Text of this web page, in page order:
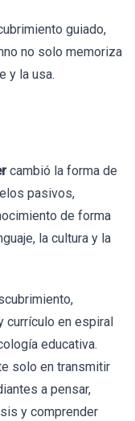
guiado,
no solo memoriza
y la usa.
cambió la forma de
pasivos,
de forma
la cultura y la
currículo en espiral
educativa.
solo en transmitir
a pensar,
y comprender